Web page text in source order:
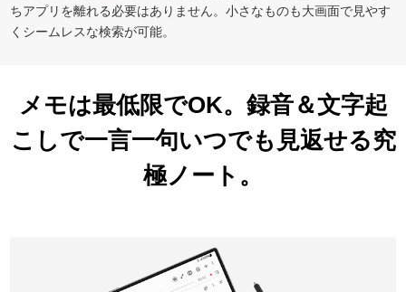
ちアプリを離れる必要はありません。小さなものも大画面で見やす
くシームレスな検索が可能。
メモは最低限でOK。 録音＆文字起
こしで一言一句いつでも見返せる究
極ノート。